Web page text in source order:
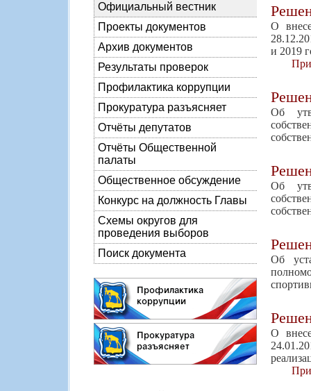
Официальный вестник
Проекты документов
Архив документов
Результаты проверок
Профилактика коррупции
Прокуратура разъясняет
Отчёты депутатов
Отчёты Общественной
палаты
Общественное обсуждение
Конкурс на должность Главы
Схемы округов для
проведения выборов
Поиск документа
О
и 2019
Об
Об
Об
О